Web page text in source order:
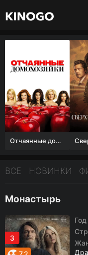
Отчаянные домохозяйки (1 сезон)
ВСЕ НОВИНКИ
Монастырь
3